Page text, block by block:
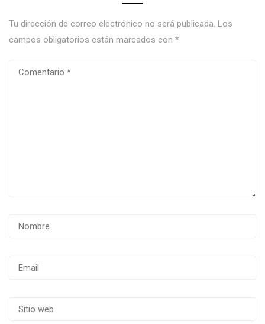
Tu dirección de correo electrónico no será publicada. Los
campos obligatorios están marcados con *